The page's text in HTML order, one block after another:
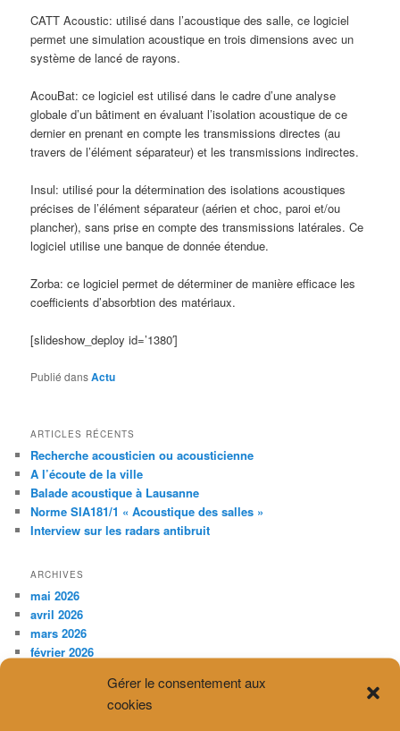
Gérer le consentement aux
cookies
CATT Acoustic: utilisé dans l’acoustique des salle, ce logiciel
permet une simulation acoustique en trois dimensions avec un
système de lancé de rayons.
AcouBat: ce logiciel est utilisé dans le cadre d’une analyse
globale d’un bâtiment en évaluant l’isolation acoustique de ce
dernier en prenant en compte les transmissions directes (au
travers de l’élément séparateur) et les transmissions indirectes.
Insul: utilisé pour la détermination des isolations acoustiques
précises de l’élément séparateur (aérien et choc, paroi et/ou
plancher), sans prise en compte des transmissions latérales. Ce
logiciel utilise une banque de donnée étendue.
Zorba: ce logiciel permet de déterminer de manière efficace les
coefficients d’absorbtion des matériaux.
[slideshow_deploy id=’1380′]
Publié dansActu
ARTICLES RÉCENTS
Recherche acousticien ou acousticienne
A l’écoute de la ville
Balade acoustique à Lausanne
Norme SIA181/1 « Acoustique des salles »
Interview sur les radars antibruit
ARCHIVES
mai 2026
avril 2026
mars 2026
février 2026
décembre 2025
novembre 2025